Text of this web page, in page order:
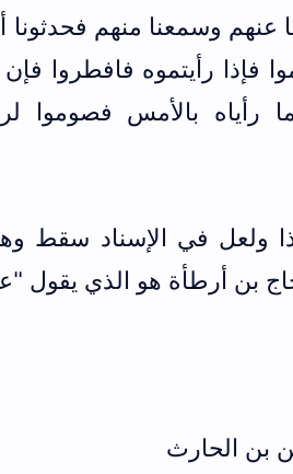
عنهم وسمعنا منهم
فإذا رأيتموه فافطروا
رأياه بالأمس فصوموا
ولعل في الإسناد سقط
بن أرطأة هو الذي يقول
بن الحارث